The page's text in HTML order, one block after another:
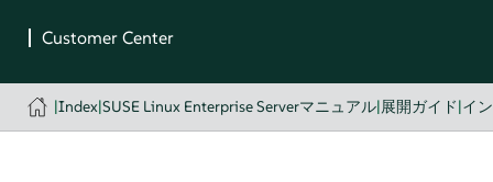
|Index|SUSE Linux Enterprise Serverマニュアル|展開ガイド|イ